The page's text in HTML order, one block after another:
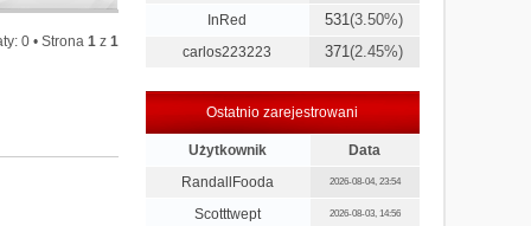
0 • Strona 1z 1
InRed 531(3.50%)
carlos223223 371(2.45%)
Ostatnio zarejestrowani
Użytkownik
Data
RandallFooda
2026-08-04, 23:54
Scotttwept 2026-08-03, 14:56